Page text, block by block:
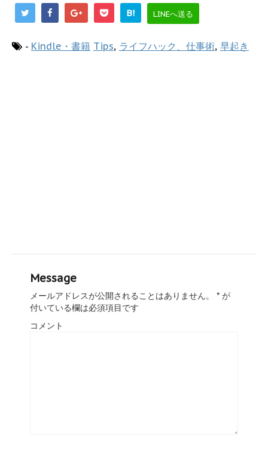
B! LINEへ送る
- Kindle・書籍 Tips, ライフハック、仕事術, 早起き
Message
メールアドレスが公開されることはありません。 * が
付いている欄は必須項目です
コメント